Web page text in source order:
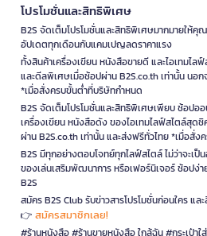
โปรโมชั่นและสิทธิพิเศษ
B2S จัดเต็มโปรโมชั่นและสิทธิพิเศษมากมายให้คุ
อัปเดตทุกเดือนกับแคมเปญลดราคาแรง
ทั้งสินค้าเครื่องเขียน หนังสือขายดี และไอเทมไ
และดีลพิเศษเมื่อช้อปผ่าน B2S.co.th เท่านั้น นอ
*เมื่อสั่งครบขั้นต่ำที่บริษัทกำหนด
B2S จัดเต็มโปรโมชั่นและสิทธิพิเศษเพียบ ช้อปอ
เครื่องเขียน หนังสือดัง ของไอเทมไลฟ์สไตล์สุ
ผ่าน B2S.co.th เท่านั้น และส่งฟรีทั่วไทย *เมื่อสั่
B2S มีทุกอย่างตอบโจทย์ทุกไลฟ์สไตล์ ไม่ว่าจะเ
ของเล่นเสริมพัฒนาการ หรือเฟอร์นิเจอร์ ช้อปง่
B2S
สมัคร B2S Club รับข่าวสารโปรโมชั่นก่อนใคร แ
👉 สมัครสมาชิกเลย!
#ร้านหนังสือ #ร้านขายหนังสือ ใกล้ฉัน #กระเป๋า